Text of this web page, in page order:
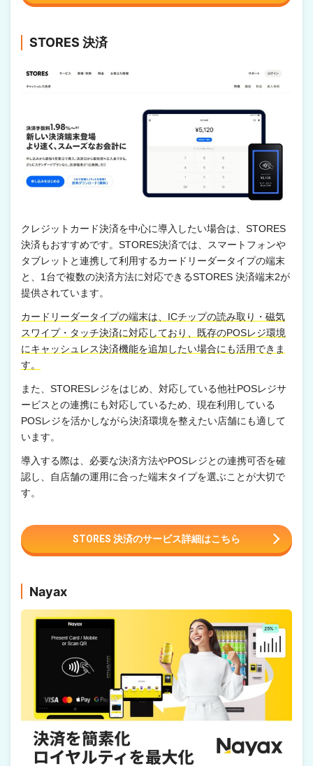
STORES 決済
クレジットカード決済を中心に導入したい場合は、STORES
決済もおすすめです。STORES決済では、スマートフォンや
タブレットと連携して利用するカードリーダータイプの端末
と、1台で複数の決済方法に対応できるSTORES 決済端末2が
提供されています。
カードリーダータイプの端末は、ICチップの読み取り・磁気
スワイプ・タッチ決済に対応しており、既存のPOSレジ環境
にキャッシュレス決済機能を追加したい場合にも活用できま
す。
また、STORESレジをはじめ、対応している他社POSレジサ
ービスとの連携にも対応しているため、現在利用している
POSレジを活かしながら決済環境を整えたい店舗にも適して
います。
導入する際は、必要な決済方法やPOSレジとの連携可否を確
認し、自店舗の運用に合った端末タイプを選ぶことが大切で
す。
STORES 決済のサービス詳細はこちら
Nayax